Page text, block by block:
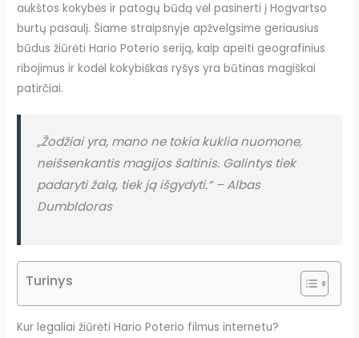
aukštos kokybės ir patogų būdą vėl pasinerti į Hogvartso
burtų pasaulį. Šiame straipsnyje apžvelgsime geriausius
būdus žiūrėti Hario Poterio seriją, kaip apeiti geografinius
ribojimus ir kodėl kokybiškas ryšys yra būtinas magiškai
patirčiai.
„Žodžiai yra, mano ne tokia kuklia nuomone,
neišsenkantis magijos šaltinis. Galintys tiek
padaryti žalą, tiek ją išgydyti.“ – Albas
Dumbldoras
Turinys
Kur legaliai žiūrėti Hario Poterio filmus internetu?